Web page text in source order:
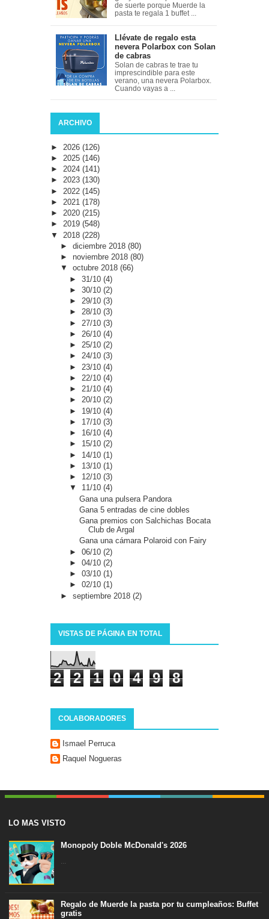
de suerte porque Muerde la
pasta te regala 1 buffet ...
Llévate de regalo esta
nevera Polarbox con Solan
de cabras
Solan de cabras te trae tu
imprescindible para este
verano, una nevera Polarbox.
Cuando vayas a ...
ARCHIVO
► 2026 (126)
► 2025 (146)
► 2024 (141)
► 2023 (130)
► 2022 (145)
► 2021 (178)
► 2020 (215)
► 2019 (548)
▼ 2018 (228)
► diciembre 2018 (80)
► noviembre 2018 (80)
▼ octubre 2018 (66)
►31/10(4)
►30/10(2)
►29/10(3)
►28/10(3)
► 27/10(3)
► 26/10(4)
►25/10(2)
►24/10(3)
► 23/10(4)
► 22/10(4)
►21/10(4)
►20/10(2)
► 19/10(4)
► 17/10(3)
► 16/10(4)
► 15/10(2)
► 14/10(1)
► 13/10(1)
► 12/10(3)
▼ 11/10(4)
Gana una pulsera Pandora
Gana 5 entradas de cine dobles
Gana premios con Salchichas Bocata
Club de Argal
Gana una cámara Polaroid con Fairy
►06/10(2)
►04/10(2)
►03/10(1)
►02/10(1)
► septiembre 2018 (2)
VISTAS DE PÁGINA EN TOTAL
2 2 1 0 4 9 8
COLABORADORES
Ismael Perruca
Raquel Nogueras
LO MAS VISTO
Monopoly Doble McDonald's 2026
...
Regalo de Muerde la pasta por tu cumpleaños: Buffet
gratis